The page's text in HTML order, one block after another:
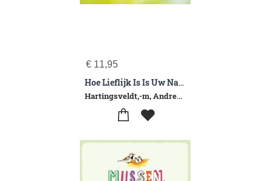
€ 11,95
Hoe Lieflijk Is Is Uw Naam
Hartingsveldt,-m, Andrea Van